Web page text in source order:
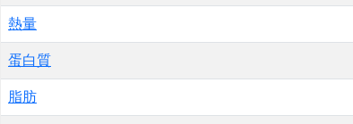
熱量
蛋白質
脂肪